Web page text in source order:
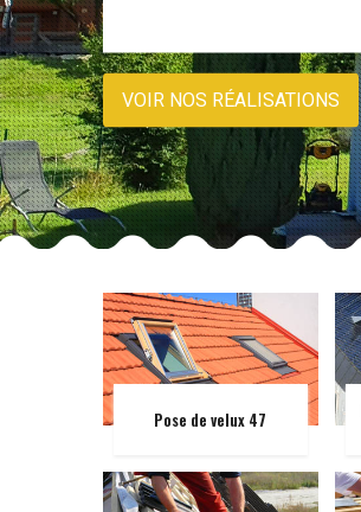
VOIR NOS RÉALISATIONS
Pose de velux 47